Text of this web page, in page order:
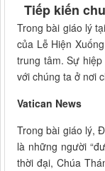
Tiếp kiến
Trong bài giáo lý
của Lễ Hiện
trung tâm. Sự
với chúng ta ở nơi
Vatican News
Trong bài giáo lý,
là những người
thời đại, Chúa